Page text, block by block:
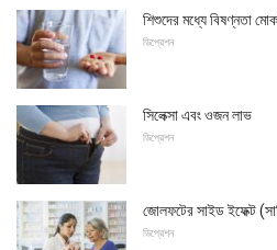
শিশুদের মধ্যে বিষণ্নতা
ডিপ্রেশন
সিলেক্সা এবং ওজন লাভ
ডিপ্রেশন
জোলফটের সাইড ইফেক্ট
ডিপ্রেশন